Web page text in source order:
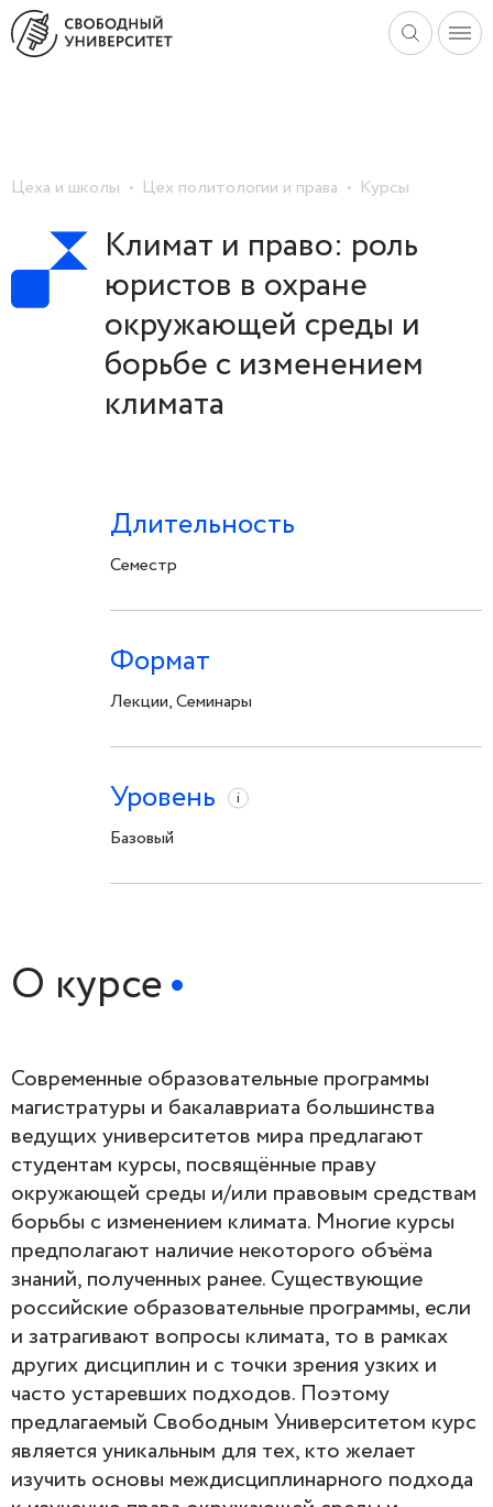
Цеха и школы Цех политологии и права Курсы
Климат и право: роль
юристов в охране
окружающей среды и
борьбе с изменением
климата
Длительность
Семестр
Формат
Лекции, Семинары
Уровень i
Базовый
О курсе
Современные образовательные программы
магистратуры и бакалавриата большинства
ведущих университетов мира предлагают
студентам курсы, посвящённые праву
окружающей среды и/или правовым средствам
борьбы с изменением климата. Многие курсы
предполагают наличие некоторого объёма
знаний, полученных ранее. Существующие
российские образовательные программы, если
и затрагивают вопросы климата, то в рамках
других дисциплин и с точки зрения узких и
часто устаревших подходов. Поэтому
предлагаемый Свободным Университетом курс
является уникальным для тех, кто желает
изучить основы междисциплинарного подхода